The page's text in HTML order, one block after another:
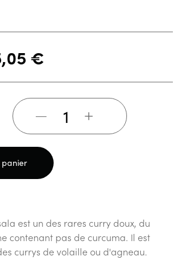
€
+
est un des rares curry doux, du
contenant pas de curcuma. Il est
currys de volaille ou d'agneau.